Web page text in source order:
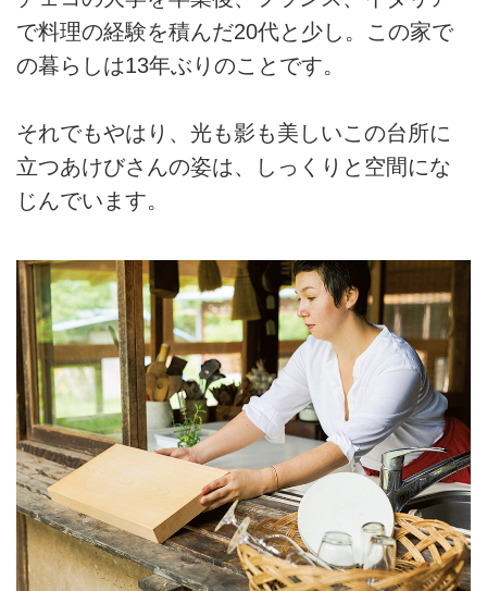
で料理の経験を積んだ20代と少し。この家で
の暮らしは13年ぶりのことです。
それでもやはり、光も影も美しいこの台所に
立つあけびさんの姿は、しっくりと空間にな
じんでいます。